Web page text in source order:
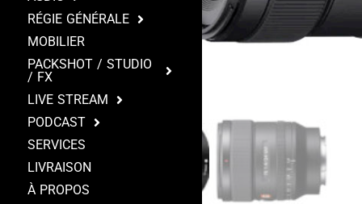
RÉGIE GÉNÉRALE
MOBILIER
PACKSHOT / STUDIO
/ FX
LIVE STREAM
PODCAST
SERVICES
LIVRAISON
À PROPOS